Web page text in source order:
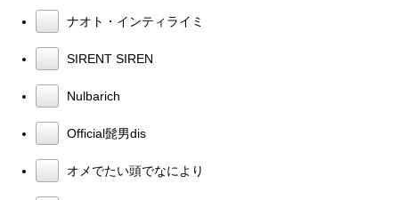
ナオト・インティライミ
SIRENT SIREN
Nulbarich
Official髭男dis
オメでたい頭でなにより